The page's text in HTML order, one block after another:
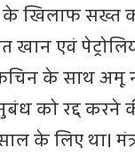
खिलाफ सख्त
खान एवं
के साथ अमू
को रद्द करने
के लिए था।